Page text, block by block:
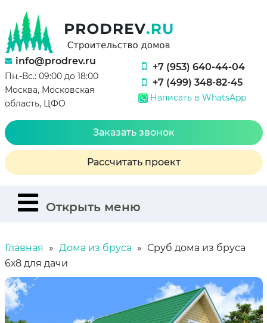
info@prodrev.ru
Пн.-Вс.: 09:00 до 18:00
Москва, Московская
область, ЦФО
+7 (953) 640-44-04
+7 (499) 348-82-45
Написать в WhatsApp
Заказать звонок
Рассчитать проект
Открыть меню
Главная Дома из бруса
Сруб дома из бруса
6х8 для дачи